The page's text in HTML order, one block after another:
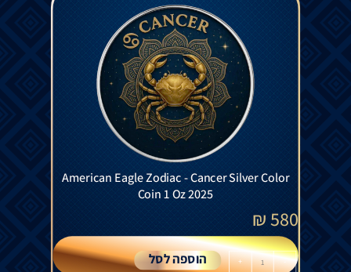
American Eagle Zodiac - Cancer Silver Color
Coin 1 Oz 2025
580
₪
-
+ הוספה לסל